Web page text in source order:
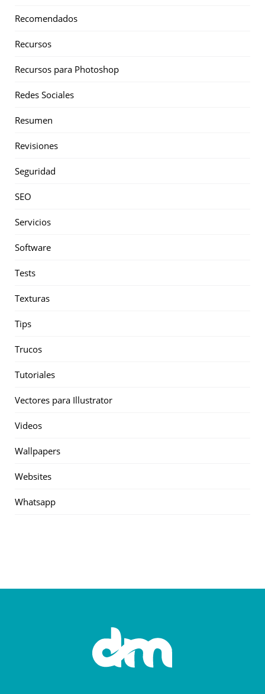
Recomendados
Recursos
Recursos para Photoshop
Redes Sociales
Resumen
Revisiones
Seguridad
SEO
Servicios
Software
Tests
Texturas
Tips
Trucos
Tutoriales
Vectores para Illustrator
Videos
Wallpapers
Websites
Whatsapp